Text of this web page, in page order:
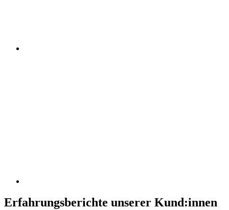
Erfahrungsberichte unserer Kund:innen